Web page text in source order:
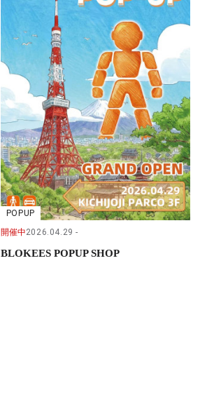
POPUP
開催中2026.04.29
BLOKEES POPUP SHOP